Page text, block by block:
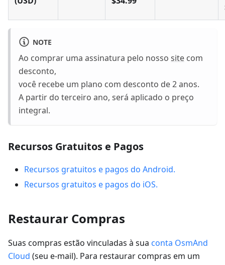
NOTE
Ao comprar uma assinatura pelo nosso site com
desconto,
você recebe um plano com desconto de 2 anos.
A partir do terceiro ano, será aplicado o preço
integral.
Recursos Gratuitos e Pagos
Recursos gratuitos e pagos do Android.
Recursos gratuitos e pagos do iOS.
Restaurar Compras
Suas compras estão vinculadas à sua conta OsmAnd
Cloud (seu e-mail). Para restaurar compras em um